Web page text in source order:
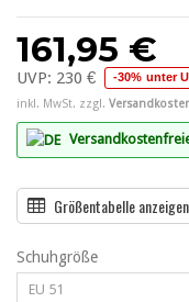
161,95 €
UVP: 230 € -30% unter
inkl. MwSt. zzgl.
Größentabelle anzeigen
Schuhgröße